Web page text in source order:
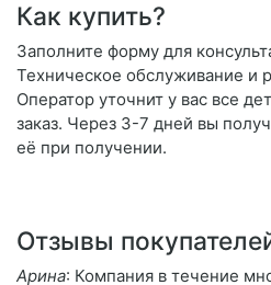
Как купить?
Заполните форму для
Техническое обслуживание и
Оператор уточнит у вас все
заказ. Через 3-7 дней вы
её при получении.
Отзывы
Арина: Компания в течение